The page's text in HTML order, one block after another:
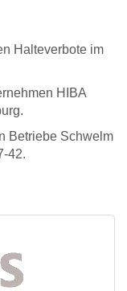
Halteverbote im
HIBA
Betriebe Schwelm
42.